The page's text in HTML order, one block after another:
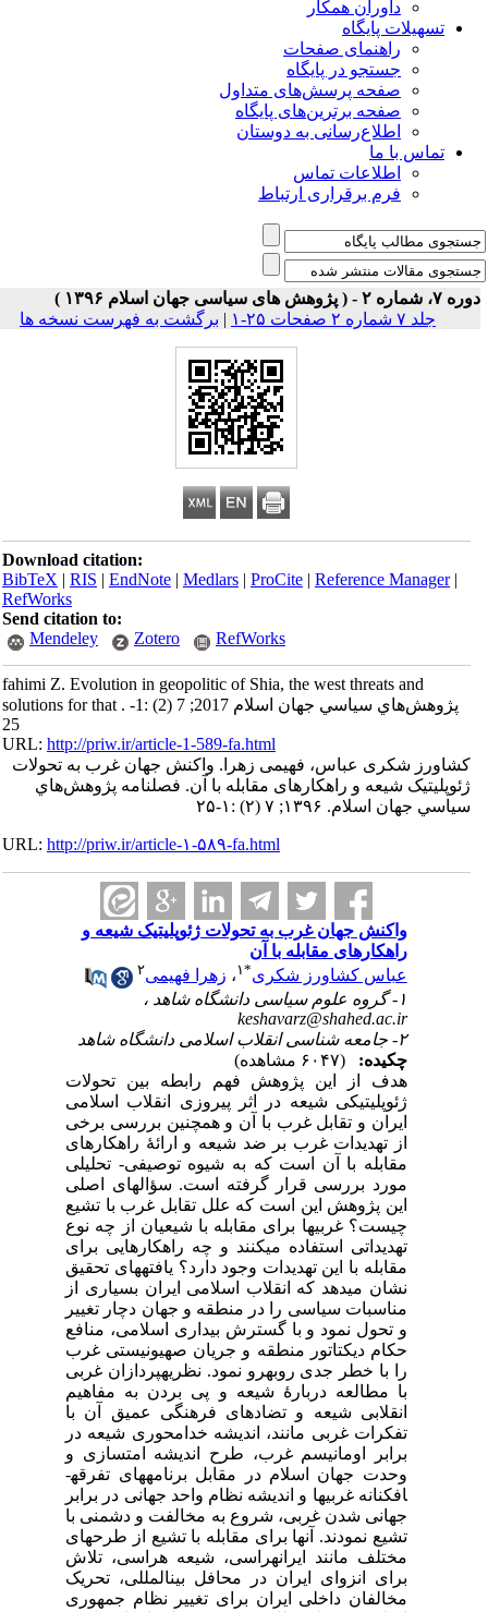
داوران همکار
تسهیلات پایگاه
راهنمای صفحات
جستجو در پایگاه
صفحه پرسش‌های متداول
صفحه برترین‌های پایگاه
اطلاع‌رسانی به دوستان
تماس با ما
اطلاعات تماس
فرم برقراری ارتباط
۲ - ( پژوهش های سیاسی جهان اسلام ۱۳۹۶ )
جلد ۷ شماره ۲ صفحات ۲۵-۱
| برگشت به فهرست نسخه ها
Download citation:
BibTeX|RIS|EndNote|Medlars|ProCite|Reference Manager
RefWorks
Send citation to:
Mendeley
Zotero RefWorks
fahimi Z. Evolution in geopolitic of Shia, the west threats and
solutions for that . پژوهش‌هاي سياسي جهان اسلام 2017; 7 (2) :1-
25
URL:http://priw.ir/article-1-589-fa.html
کشاورز شکری عباس، فهیمی زهرا. واکنش جهان غرب به تحولات
ژئوپلیتیک شیعه و راهکارهای مقابله با آن. فصلنامه پژوهش‌هاي
سياسي جهان اسلام. ۱۳۹۶; ۷ (۲) :۱-۲۵
URL:http://priw.ir/article-۱-۵۸۹-fa.html
واکنش جهان غرب به تحولات ژئوپلیتیک شیعه و
راهکارهای مقابله با آن
عباس کشاورز شکری* ۱،زهرا فهیمی
keshavarz@shahed.ac.ir
چکیده:
هدف از این پژوهش فهم رابطه بین تحولات
ژئوپلیتیکی شیعه در اثر پیروزی انقلاب اسلامی
ایران و تقابل غرب با آن و همچنین بررسی برخی
از تهدیدات غرب بر ضد شیعه و ارائۀ راهکارهای
مقابله با آن است که به شیوه توصیفی- تحلیلی
مورد بررسی قرار گرفته است. سؤال­های اصلی
این پژوهش این است که علل تقابل غرب با تشیع
چیست؟ غربی­ها برای مقابله با شیعیان از چه نوع
تهدیداتی استفاده می­کنند و چه راهکارهایی برای
مقابله با این تهدیدات وجود دارد؟ یافته­های تحقیق
نشان می­دهد که انقلاب اسلامی ایران بسیاری از
مناسبات سیاسی را در منطقه و جهان دچار تغییر
و تحول نمود و با گسترش بیداری اسلامی، منافع
حکام دیکتاتور منطقه و جریان صهیونیستی غرب
را با خطر جدی روبه­رو نمود. نظریه­پردازان غربی
با مطالعه دربارۀ شیعه و پی بردن به مفاهیم
انقلابی شیعه و تضادهای فرهنگی عمیق آن با
تفکرات غربی مانند، اندیشه خدامحوری شیعه در
برابر اومانیسم غرب، طرح اندیشه امت­سازی و
وحدت جهان اسلام در مقابل برنامه­های تفرقه­
افکنانه غربی­ها و اندیشه نظام واحد جهانی در برابر
جهانی شدن غربی، شروع به مخالفت و دشمنی با
تشیع نمودند. آنها برای مقابله با تشیع از طرح­های
مختلف مانند ایران­هراسی، شیعه هراسی، تلاش
برای انزوای ایران در محافل بین­المللی، تحریک
مخالفان داخلی ایران برای تغییر نظام جمهوری